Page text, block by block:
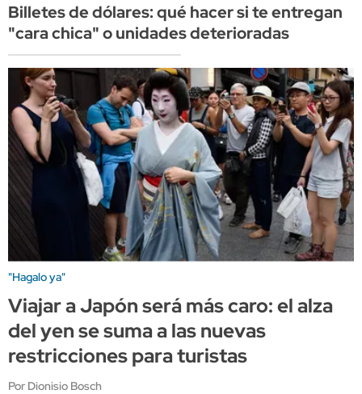
Billetes de dólares: qué hacer si te entregan
"cara chica" o unidades deterioradas
"Hagalo ya"
Viajar a Japón será más caro: el alza
del yen se suma a las nuevas
restricciones para turistas
Por Dionisio Bosch